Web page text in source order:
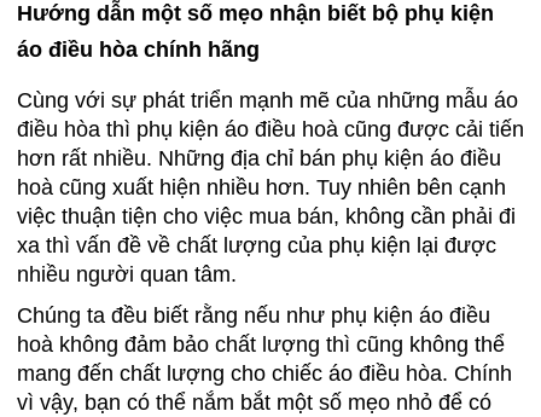
Hướng dẫn một số mẹo nhận biết bộ phụ kiện
áo điều hòa chính hãng
Cùng với sự phát triển mạnh mẽ của những mẫu áo
điều hòa thì phụ kiện áo điều hoà cũng được cải tiến
hơn rất nhiều. Những địa chỉ bán phụ kiện áo điều
hoà cũng xuất hiện nhiều hơn. Tuy nhiên bên cạnh
việc thuận tiện cho việc mua bán, không cần phải đi
xa thì vấn đề về chất lượng của phụ kiện lại được
nhiều người quan tâm.
Chúng ta đều biết rằng nếu như phụ kiện áo điều
hoà không đảm bảo chất lượng thì cũng không thể
mang đến chất lượng cho chiếc áo điều hòa. Chính
vì vậy, bạn có thể nắm bắt một số mẹo nhỏ để có